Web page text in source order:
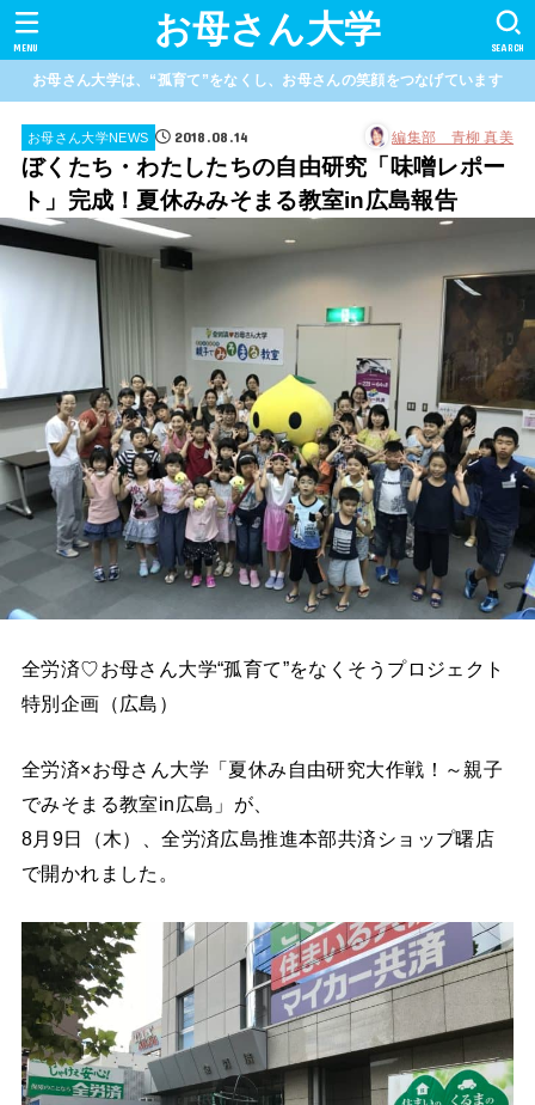
お母さん大学 SEARCH
MENU
お母さん大学は、“孤育て”をなくし、お母さんの笑顔をつなげています
お母さん大学NEWS 2018.08.14 編集部 青柳 真美
ぼくたち・わたしたちの自由研究「味噌レポー
ト」完成！夏休みみそまる教室in広島報告
全労済♡お母さん大学“孤育て”をなくそうプロジェクト
特別企画（広島）
全労済×お母さん大学「夏休み自由研究大作戦！～親子
でみそまる教室in広島」が、
8月9日（木）、全労済広島推進本部共済ショップ曙店
で開かれました。